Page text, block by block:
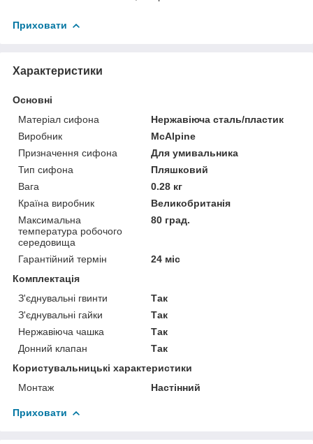
Приховати
Характеристики
Основні
Матеріал сифона
Нержавіюча сталь/пластик
Виробник
McAlpine
Призначення сифона
Для умивальника
Тип сифона
Пляшковий
Вага
0.28 кг
Країна виробник
Великобританія
Максимальна
температура робочого
середовища
80 град.
Гарантійний термін
24 міс
Комплектація
З'єднувальні гвинти
Так
З'єднувальні гайки
Так
Нержавіюча чашка
Так
Донний клапан
Так
Користувальницькі характеристики
Монтаж
Настінний
Приховати